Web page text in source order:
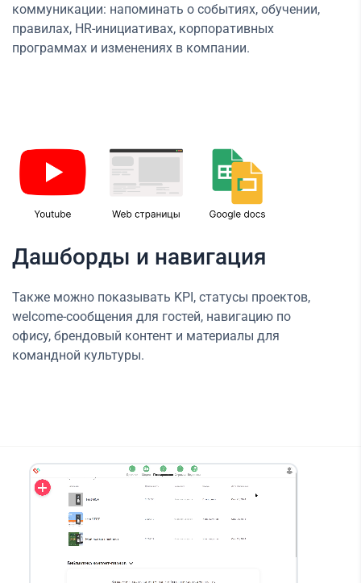
коммуникации: напоминать о событиях, обучении,
правилах, HR-инициативах, корпоративных
программах и изменениях в компании.
Дашборды и навигация
Также можно показывать KPI, статусы проектов,
welcome-сообщения для гостей, навигацию по
офису, брендовый контент и материалы для
командной культуры.